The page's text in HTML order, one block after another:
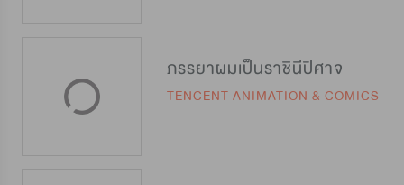
ภรรยาผมเป็นราชินีปิศาจ
TENCENT ANIMATION & COMICS